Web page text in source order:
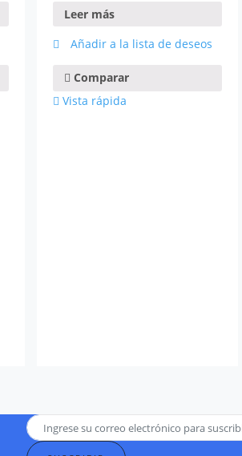
Leer más
Añadir a la lista de deseos
Comparar
Vista rápida